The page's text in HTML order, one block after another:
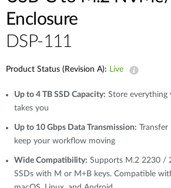
mydlink
Σημεία Πώλησης
Blog
Υποστήριξη
Enclosure
DSP-111
Product Status (Revision A): Live
Up to 4 TB SSD Capacity: Store everything
takes you
Up to 10 Gbps Data Transmission:
keep your workflow moving
Wide Compatibility: Supports M.2 2230 /
SSDs with M or M+B keys. Compatible